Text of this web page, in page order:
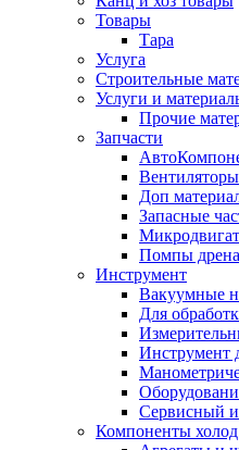
Товары
Тара
Услуга
Строительные
Услуги и
Прочие
Запчасти
Вентиляторы
Доп
Запасные
Помпы
Инструмент
Вакуумные
Для
Инструмент
Сервисный
Компоненты